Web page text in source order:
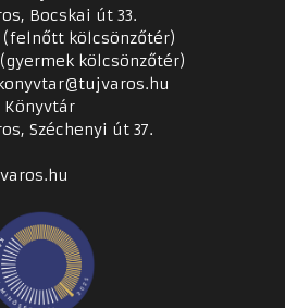
Bocskai út 33.
kölcsönzőtér)
kölcsönzőtér)
Könyvtár
Széchenyi út 37.